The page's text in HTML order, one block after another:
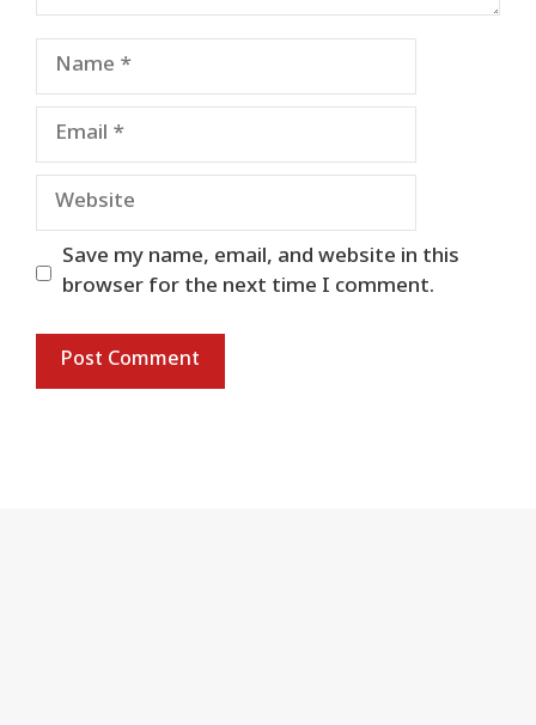
Name
Email
Website
Save my name, email, and website in this
browser for the next time I comment.